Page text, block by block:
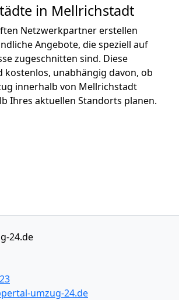
in Mellrichstadt
Netzwerkpartner erstellen
Angebote, die speziell auf
zugeschnitten sind. Diese
kostenlos, unabhängig davon, ob
innerhalb von Mellrichstadt
Ihres aktuellen Standorts planen.
24.de
umzug-24.de